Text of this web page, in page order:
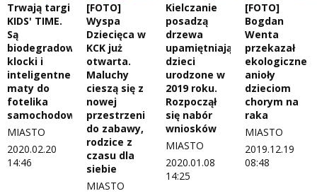
Trwają targi
KIDS' TIME.
Są
biodegradowalne
klocki i
inteligentne
maty do
fotelika
samochodowego
MIASTO
2020.02.20
14:46
[FOTO]
Wyspa
Dziecięca w
KCK już
otwarta.
Maluchy
cieszą się z
nowej
przestrzeni
do zabawy,
rodzice z
czasu dla
siebie
MIASTO
Kielczanie
posadzą
drzewa
upamiętniające
dzieci
urodzone w
2019 roku.
Rozpoczął
się nabór
wniosków
MIASTO
2020.01.08
14:25
[FOTO]
Bogdan
Wenta
przekazał
ekologiczne
anioły
dzieciom
chorym na
raka
MIASTO
2019.12.19
08:48